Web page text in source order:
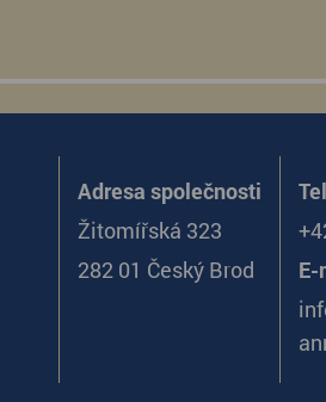
Adresa společnosti
Žitomířská 323
282 01 Český Brod